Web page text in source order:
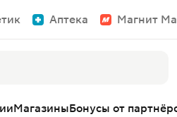
Аптека Магнит
МагазиныБонусы от